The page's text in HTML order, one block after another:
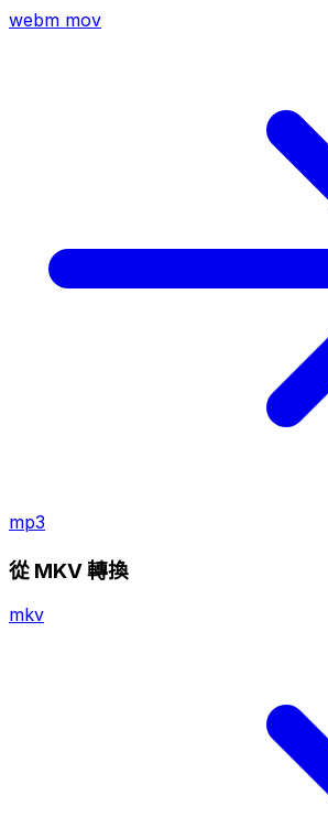
webm mov
mp3
從 MKV 轉換
mkv